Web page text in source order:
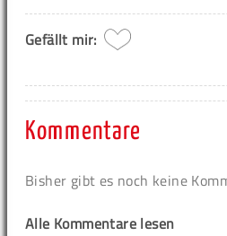
Gefällt mir:
Kommentare
Bisher gibt es noch keine
Alle Kommentare lesen